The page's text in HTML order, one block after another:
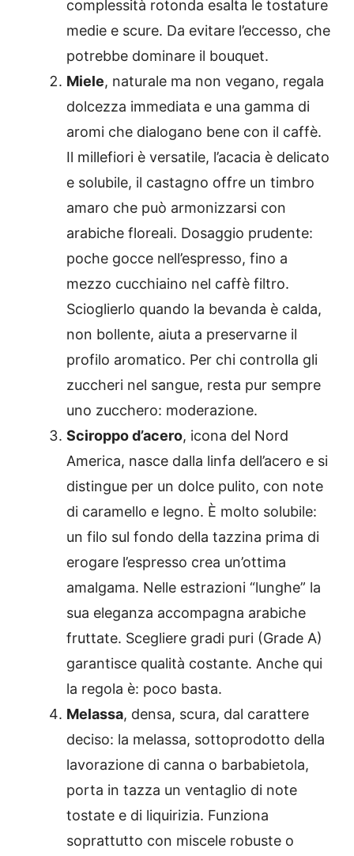
complessità rotonda esalta le tostature
medie e scure. Da evitare l’eccesso, che
potrebbe dominare il bouquet.
Miele, naturale ma non vegano, regala
dolcezza immediata e una gamma di
aromi che dialogano bene con il caffè.
Il millefiori è versatile, l’acacia è delicato
e solubile, il castagno offre un timbro
amaro che può armonizzarsi con
arabiche floreali. Dosaggio prudente:
poche gocce nell’espresso, fino a
mezzo cucchiaino nel caffè filtro.
Scioglierlo quando la bevanda è calda,
non bollente, aiuta a preservarne il
profilo aromatico. Per chi controlla gli
zuccheri nel sangue, resta pur sempre
uno zucchero: moderazione.
Sciroppo d’acero, icona del Nord
America, nasce dalla linfa dell’acero e si
distingue per un dolce pulito, con note
di caramello e legno. È molto solubile:
un filo sul fondo della tazzina prima di
erogare l’espresso crea un’ottima
amalgama. Nelle estrazioni “lunghe” la
sua eleganza accompagna arabiche
fruttate. Scegliere gradi puri (Grade A)
garantisce qualità costante. Anche qui
la regola è: poco basta.
Melassa, densa, scura, dal carattere
deciso: la melassa, sottoprodotto della
lavorazione di canna o barbabietola,
porta in tazza un ventaglio di note
tostate e di liquirizia. Funziona
soprattutto con miscele robuste o